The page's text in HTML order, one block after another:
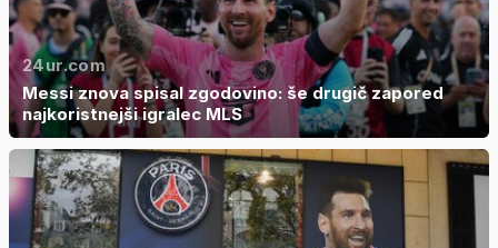
24ur.com
Messi znova spisal zgodovino: še drugič zapored
najkoristnejši igralec MLS